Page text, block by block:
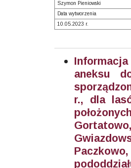
Szymon Pieniowski
Data wytworzenia
10.05.2023 r.
aneksu
r., dla